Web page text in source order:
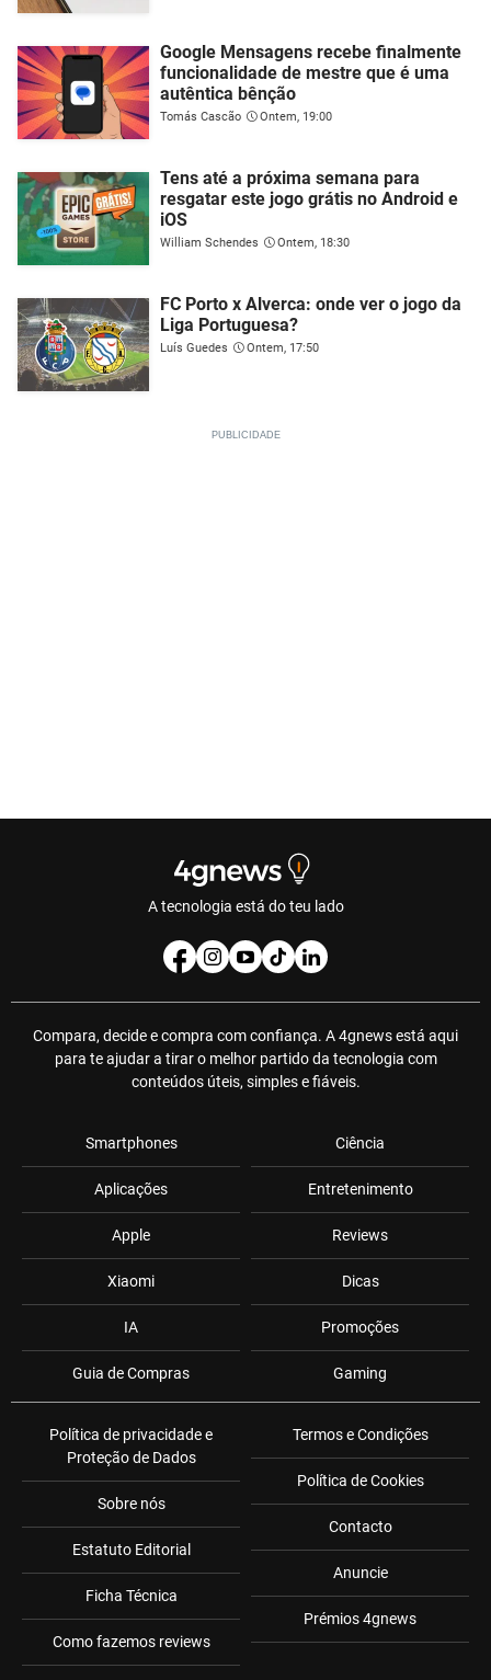
Google Mensagens recebe finalmente
funcionalidade de mestre que é uma
autêntica bênção
Tomás Cascão Ontem, 19:00
Tens até a próxima semana para
resgatar este jogo grátis no Android e
iOS
William Schendes Ontem, 18:30
FC Porto x Alverca: onde ver o jogo da
Liga Portuguesa?
Luís Guedes Ontem, 17:50
A tecnologia está do teu lado
Compara, decide e compra com confiança. A 4gnews está aqui
para te ajudar a tirar o melhor partido da tecnologia com
conteúdos úteis, simples e fiáveis.
Smartphones
Aplicações
Apple
Xiaomi
IA
Guia de Compras
Ciência
Entretenimento
Reviews
Dicas
Promoções
Gaming
Política de privacidade e
Proteção de Dados
Sobre nós
Estatuto Editorial
Ficha Técnica
Como fazemos reviews
Termos e Condições
Política de Cookies
Contacto
Anuncie
Prémios 4gnews